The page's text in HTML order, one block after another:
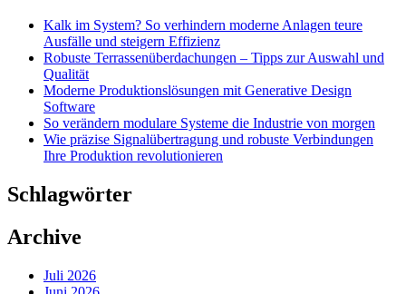
Kalk im System? So verhindern moderne Anlagen teure
Ausfälle und steigern Effizienz
Robuste Terrassenüberdachungen – Tipps zur Auswahl und
Qualität
Moderne Produktionslösungen mit Generative Design
Software
So verändern modulare Systeme die Industrie von morgen
Wie präzise Signalübertragung und robuste Verbindungen
Ihre Produktion revolutionieren
Schlagwörter
Archive
Juli 2026